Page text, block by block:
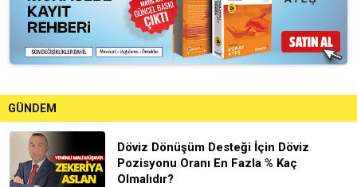
GÜNDEM
Döviz Dönüşüm Desteği İçin Döviz
Pozisyonu Oranı En Fazla % Kaç
Olmalıdır?